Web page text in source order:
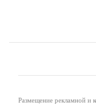
Размещение рекламной и